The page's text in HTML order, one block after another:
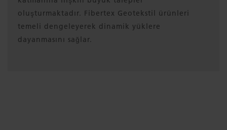
oluşturmaktadır. Fibertex Geotekstil ürünleri
temeli dengeleyerek dinamik yüklere
dayanmasını sağlar.